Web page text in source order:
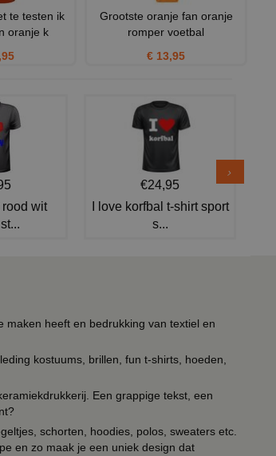
te testen ik
oranje k
Grootste oranje fan oranje
romper voetbal
€ 13,95
rood wit
€24,95
I love korfbal t-shirt sport
s...
maken heeft en bedrukking van textiel en
kostuums, brillen, fun t-shirts, hoeden,
Een grappige tekst, een
schorten, hoodies, polos, sweaters etc.
en zo maak je een uniek design dat